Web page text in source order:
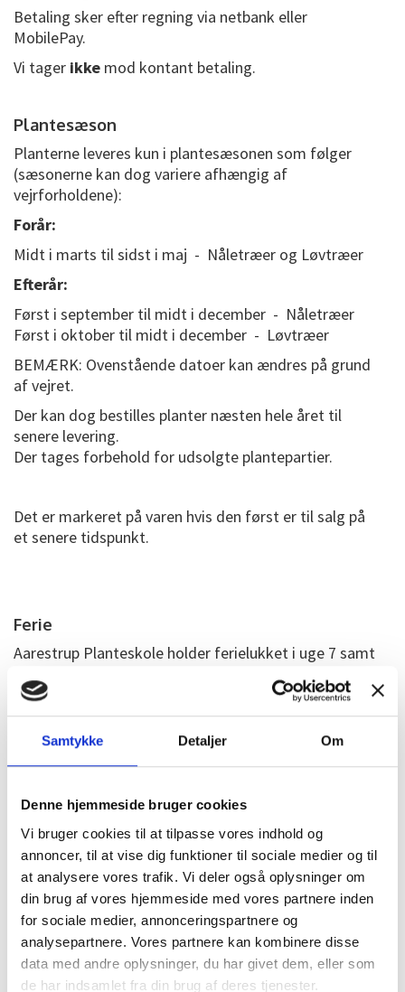
Samtykke Detaljer Om
Denne hjemmeside bruger cookies
Vi bruger cookies til at tilpasse vores indhold og
annoncer, til at vise dig funktioner til sociale medier og til
at analysere vores trafik. Vi deler også oplysninger om
din brug af vores hjemmeside med vores partnere inden
for sociale medier, annonceringspartnere og
analysepartnere. Vores partnere kan kombinere disse
data med andre oplysninger, du har givet dem, eller som
de har indsamlet fra din brug af deres tjenester.
Betaling sker efter regning via netbank eller
MobilePay.
Vi tager ikke mod kontant betaling.
Plantesæson
Planterne leveres kun i plantesæsonen som følger
(sæsonerne kan dog variere afhængig af
vejrforholdene):
Forår:
Midt i marts til sidst i maj - Nåletræer og Løvtræer
Efterår:
Først i september til midt i december - Nåletræer
Først i oktober til midt i december - Løvtræer
BEMÆRK: Ovenstående datoer kan ændres på grund
af vejret.
Der kan dog bestilles planter næsten hele året til
senere levering.
Der tages forbehold for udsolgte plantepartier.
Det er markeret på varen hvis den først er til salg på
et senere tidspunkt.
Ferie
Aarestrup Planteskole holder ferielukket i uge 7 samt
Læs mere
Velkommen
Det er os du møder
Åbningstider
Handelsbetingelser